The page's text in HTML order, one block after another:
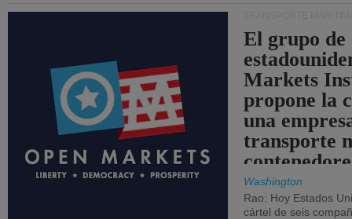
El grupo de
Markets
propone la
una
transporte
Washington
Rao: Hoy Estados
cártel de seis